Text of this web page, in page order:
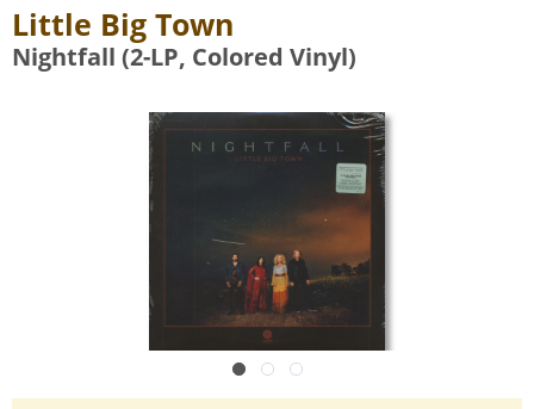
Little Big Town
Nightfall (2-LP, Colored Vinyl)